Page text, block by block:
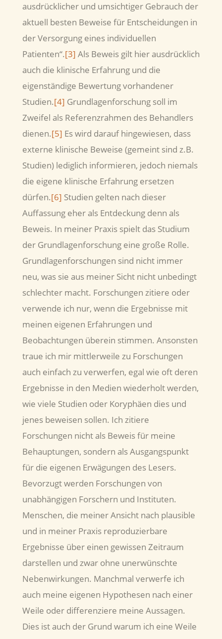
ausdrücklicher und umsichtiger Gebrauch der
aktuell besten Beweise für Entscheidungen in
der Versorgung eines individuellen
Patienten“.[3] Als Beweis gilt hier ausdrücklich
auch die klinische Erfahrung und die
eigenständige Bewertung vorhandener
Studien.[4] Grundlagenforschung soll im
Zweifel als Referenzrahmen des Behandlers
dienen.[5] Es wird darauf hingewiesen, dass
externe klinische Beweise (gemeint sind z.B.
Studien) lediglich informieren, jedoch niemals
die eigene klinische Erfahrung ersetzen
dürfen.[6] Studien gelten nach dieser
Auffassung eher als Entdeckung denn als
Beweis. In meiner Praxis spielt das Studium
der Grundlagenforschung eine große Rolle.
Grundlagenforschungen sind nicht immer
neu, was sie aus meiner Sicht nicht unbedingt
schlechter macht. Forschungen zitiere oder
verwende ich nur, wenn die Ergebnisse mit
meinen eigenen Erfahrungen und
Beobachtungen überein stimmen. Ansonsten
traue ich mir mittlerweile zu Forschungen
auch einfach zu verwerfen, egal wie oft deren
Ergebnisse in den Medien wiederholt werden,
wie viele Studien oder Koryphäen dies und
jenes beweisen sollen. Ich zitiere
Forschungen nicht als Beweis für meine
Behauptungen, sondern als Ausgangspunkt
für die eigenen Erwägungen des Lesers.
Bevorzugt werden Forschungen von
unabhängigen Forschern und Instituten.
Menschen, die meiner Ansicht nach plausible
und in meiner Praxis reproduzierbare
Ergebnisse über einen gewissen Zeitraum
darstellen und zwar ohne unerwünschte
Nebenwirkungen. Manchmal verwerfe ich
auch meine eigenen Hypothesen nach einer
Weile oder differenziere meine Aussagen.
Dies ist auch der Grund warum ich eine Weile